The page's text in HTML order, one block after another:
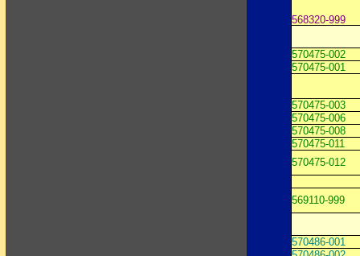
568320-999
570475-002
570475-001
570475-003
570475-006
570475-008
570475-011
570475-012
569110-999
570486-001